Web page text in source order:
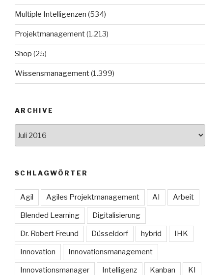
Multiple Intelligenzen (534)
Projektmanagement(1.213)
Shop (25)
Wissensmanagement(1.399)
ARCHIVE
SCHLAGWÖRTER
Agil Agiles Projektmanagement AI Arbeit
Blended Learning Digitalisierung
Dr. Robert Freund Düsseldorf hybrid IHK
Innovation Innovationsmanagement
Innovationsmanager Intelligenz Kanban KI